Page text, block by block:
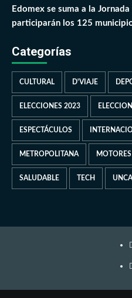
Edomex se suma a la
participarán los 125
Categorías
CULTURAL D'VIAJE
ELECCIONES 2023
ESPECTÁCULOS
METROPOLITANA MOTORES
SALUDABLE TECH